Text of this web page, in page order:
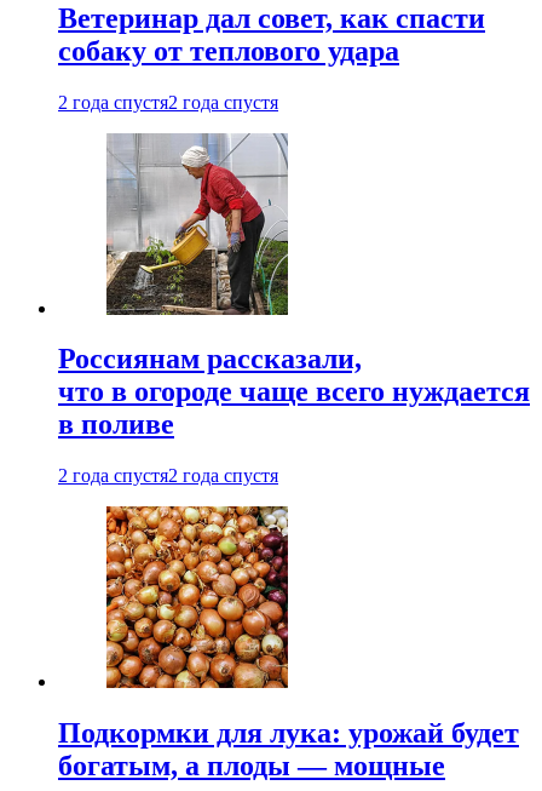
Ветеринар дал совет, как спасти
собаку от теплового удара
2 года спустя2 года спустя
Россиянам рассказали,
что в огороде чаще всего нуждается
в поливе
2 года спустя2 года спустя
Подкормки для лука: урожай будет
богатым, а плоды — мощные